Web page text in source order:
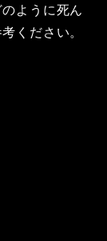
ように死ん
ください。